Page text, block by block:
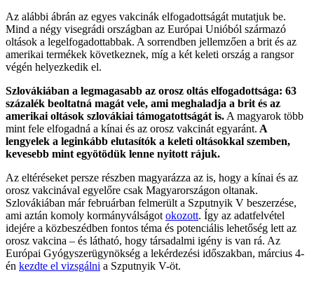
Az alábbi ábrán az egyes vakcinák elfogadottságát mutatjuk be.
Mind a négy visegrádi országban az Európai Unióból származó
oltások a legelfogadottabbak. A sorrendben jellemzően a brit és az
amerikai termékek következnek, míg a két keleti ország a rangsor
végén helyezkedik el.
Szlovákiában a legmagasabb az orosz oltás elfogadottsága: 63
százalék beoltatná magát vele, ami meghaladja a brit és az
amerikai oltások szlovákiai támogatottságát is. A magyarok több
mint fele elfogadná a kínai és az orosz vakcinát egyaránt. A
lengyelek a leginkább elutasítók a keleti oltásokkal szemben,
kevesebb mint egyötödük lenne nyitott rájuk.
Az eltéréseket persze részben magyarázza az is, hogy a kínai és az
orosz vakcinával egyelőre csak Magyarországon oltanak.
Szlovákiában már februárban felmerült a Szputnyik V beszerzése,
ami aztán komoly kormányválságot okozott. Így az adatfelvétel
idejére a közbeszédben fontos téma és potenciális lehetőség lett az
orosz vakcina – és látható, hogy társadalmi igény is van rá. Az
Európai Gyógyszerügynökség a lekérdezési időszakban, március 4-
én kezdte el vizsgálni a Szputnyik V-öt.